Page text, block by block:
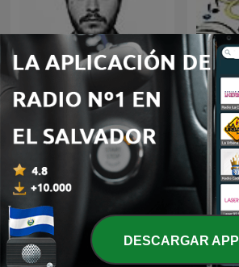
Post Malone - Biography
DESCARGAR APP